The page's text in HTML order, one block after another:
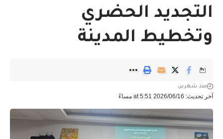
التجديد الحضري
وتخطيط المدينة
آخر تحديث: 2026/06/16 at 5:51 مساءً
منذ شهرين